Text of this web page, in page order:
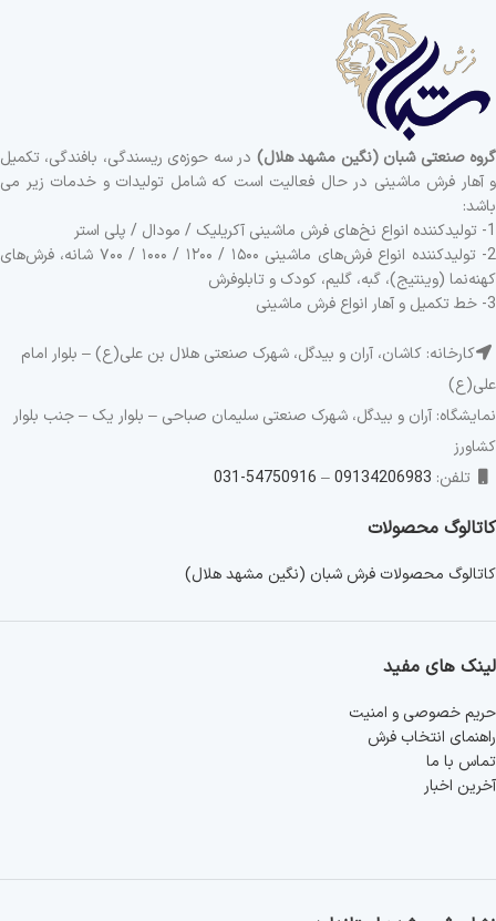
گروه صنعتی شبان (نگین مشهد هلال) در سه حوزه‌ی ریسندگی، بافندگی، تکمیل
و آهار فرش ماشینی در حال فعالیت است که شامل تولیدات و خدمات زیر می
باشد:
1- تولیدکننده انواع نخ‌های فرش ماشینی آکریلیک / مودال / پلی استر
2- تولیدکننده انواع فرش‌های ماشینی ۱۵۰۰ / ۱۲۰۰ / ۱۰۰۰ / ۷۰۰ شانه، فرش‌های
کهنه‌نما (وینتیج)، گبه، گلیم، کودک و تابلوفرش
3- خط تکمیل و آهار انواع فرش ماشینی
کارخانه: کاشان، آران و بیدگل، شهرک صنعتی هلال بن علی(ع) – بلوار امام
علی(ع)
نمایشگاه: آران و بیدگل، شهرک صنعتی سلیمان صباحی – بلوار یک – جنب بلوار
کشاورز
تلفن: 09134206983
–
54750916-031
کاتالوگ محصولات
کاتالوگ محصولات فرش شبان (نگین مشهد هلال)
لینک های مفید
حریم خصوصی و امنیت
راهنمای انتخاب فرش
تماس با ما
آخرین اخبار